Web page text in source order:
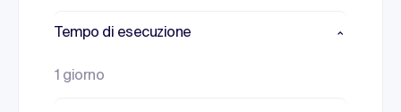
Tempo di esecuzione
1 giorno